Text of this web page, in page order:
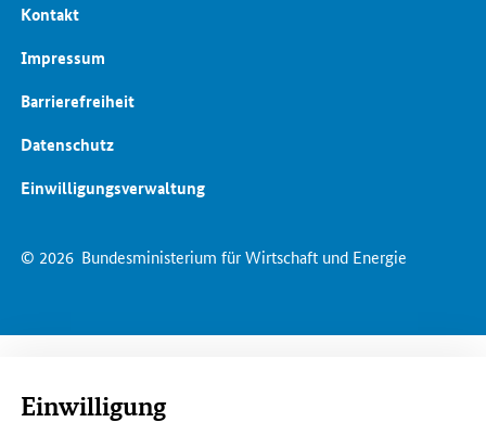
© 2026 Bundesministerium für Wirtschaft und Energie
Kontakt
Impressum
Barrierefreiheit
Datenschutz
Einwilligungsverwaltung
Einwilligung